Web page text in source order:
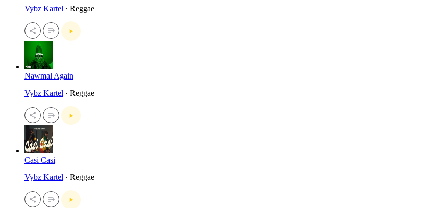
Vybz Kartel · Reggae
Nawmal Again
Vybz Kartel · Reggae
Casi Casi
Vybz Kartel · Reggae